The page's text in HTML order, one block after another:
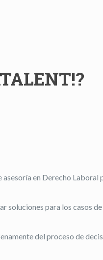
en Derecho Laboral
soluciones para los casos
del proceso de